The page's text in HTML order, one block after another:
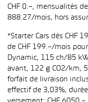
CHF 0.–, mensualités
888.27/mois, hors
*Starter Cars dès CHF
de CHF 199.–/mois
Dynamic, 115 ch/85
avant, 122 g CO2/km,
forfait de livraison
effectif de 3,03%,